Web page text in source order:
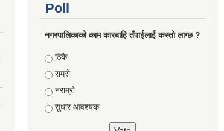
Poll
नगरपालिकाको काम कारबाहि तँपाईलाई कस्तो लाग्छ ?
Choices
ठिकै
राम्रो
नराम्रो
सुधार आवश्यक